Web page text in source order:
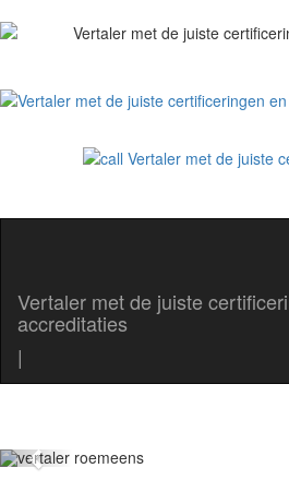
Vertaler met de juiste
accreditaties
|
Previous